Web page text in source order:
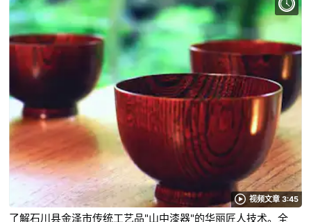
视频文章 3:45
了解石川县金泽市传统工艺品"山中漆器"的华丽匠人技术。全